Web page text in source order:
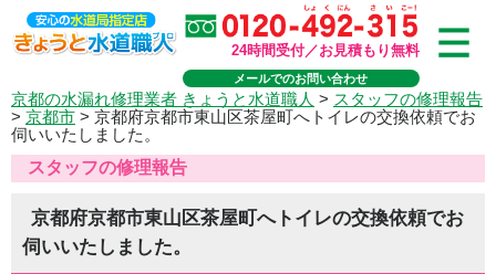
24時間受付／お見積もり無料
メールでのお問い合わせ
京都の水漏れ修理業者 きょうと水道職人 > スタッフの修理報告
> 京都市 > 京都府京都市東山区茶屋町へトイレの交換依頼でお
伺いいたしました。
スタッフの修理報告
京都府京都市東山区茶屋町へトイレの交換依頼でお
伺いいたしました。